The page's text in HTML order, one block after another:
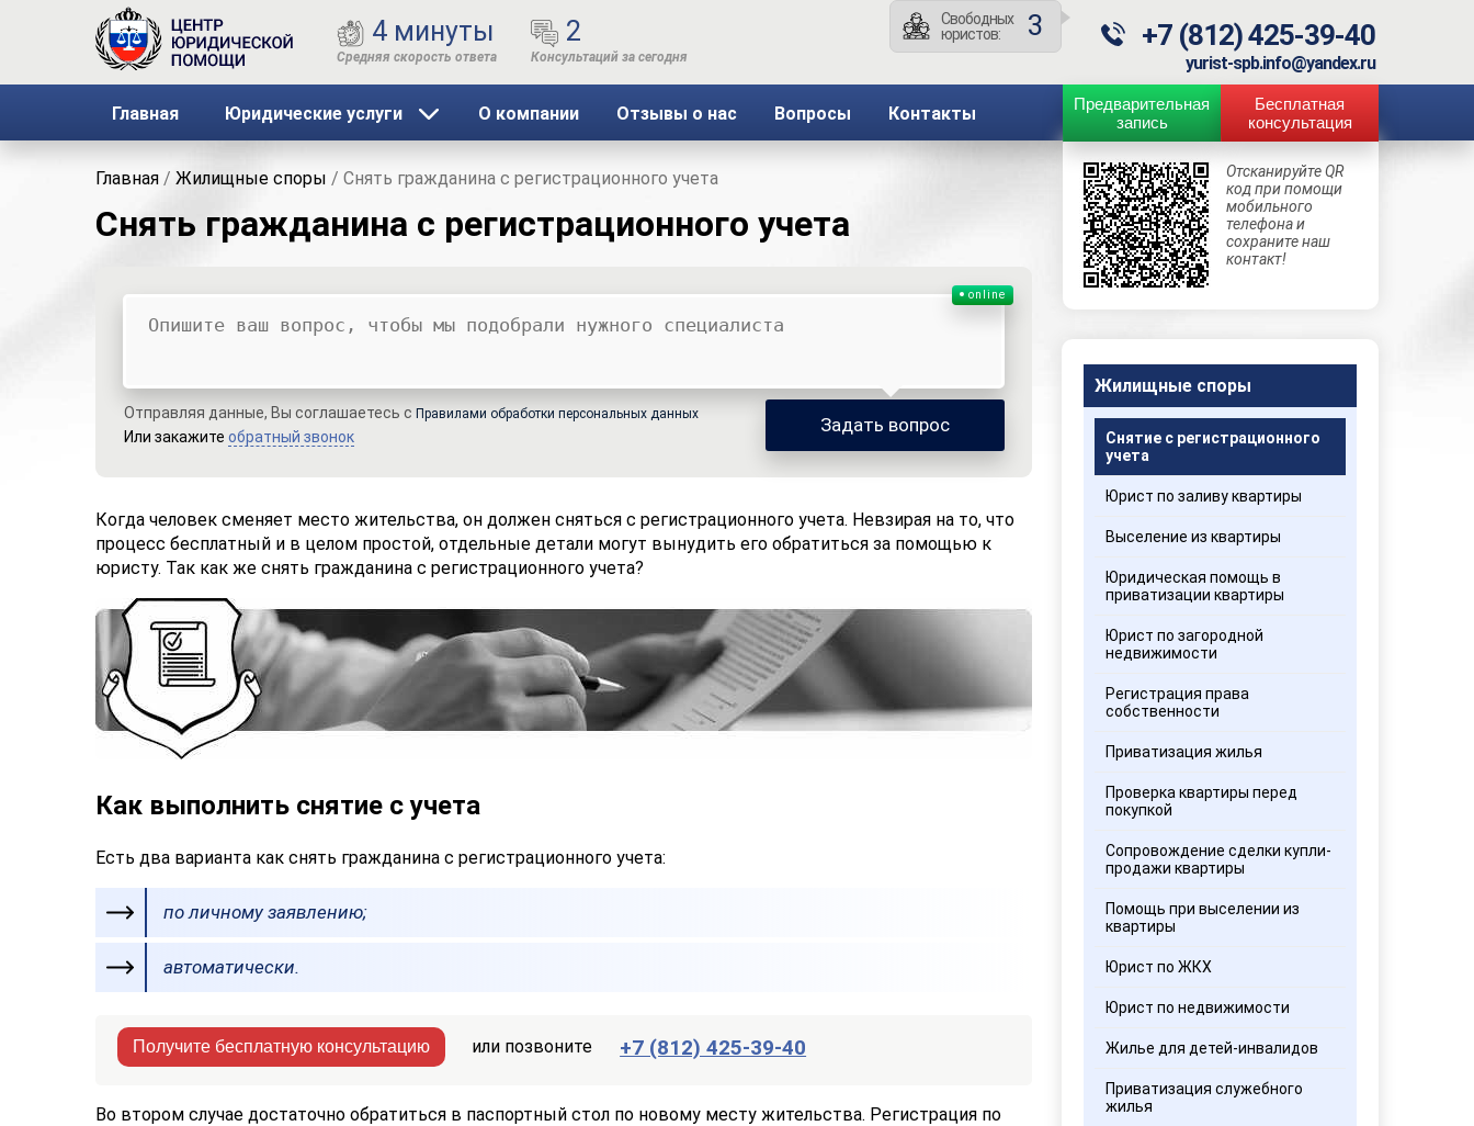
4 минуты 2
Свободных
юристов:
3 +7 (812) 425-39-40
yurist-spb.info@yandex.ru
Главная Юридические услуги О компании Отзывы о нас Вопросы Контакты
Предварительная
запись
Бесплатная
консультация
Главная / Жилищные споры / Снять гражданина с регистрационного учета
Снять гражданина с регистрационного учета
online
Отправляя данные, Вы соглашаетесь с Правилами обработки персональных данных
Или закажите обратный звонок
Задать вопрос
Когда человек сменяет место жительства, он должен сняться с регистрационного учета. Невзирая на то, что
процесс бесплатный и в целом простой, отдельные детали могут вынудить его обратиться за помощью к
юристу. Так как же снять гражданина с регистрационного учета?
Как выполнить снятие с учета
Есть два варианта как снять гражданина с регистрационного учета:
по личному заявлению;
автоматически.
Получите бесплатную консультацию или позвоните +7 (812) 425-39-40
Во втором случае достаточно обратиться в паспортный стол по новому месту жительства. Регистрация по
Отсканируйте QR
код при помощи
мобильного
телефона и
сохраните наш
контакт!
Жилищные споры
Снятие с регистрационного
учета
Юрист по заливу квартиры
Выселение из квартиры
Юридическая помощь в
приватизации квартиры
Юрист по загородной
недвижимости
Регистрация права
собственности
Приватизация жилья
Проверка квартиры перед
покупкой
Сопровождение сделки купли-
продажи квартиры
Помощь при выселении из
квартиры
Юрист по ЖКХ
Юрист по недвижимости
Жилье для детей-инвалидов
Приватизация служебного
жилья